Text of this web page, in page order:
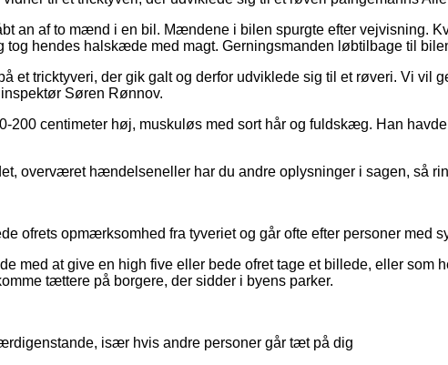
an af to mænd i en bil. Mændene i bilen spurgte efter vejvisning.
tog hendes halskæde med magt. Gerningsmanden løbtilbage til
et tricktyveri, der gik galt og derfor udviklede sig til et røveri. Vi
Søren Rønnov.
200 centimeter høj, muskuløs med sort hår og fuldskæg. Han
overværet hændelseneller har du andre oplysninger i sagen, så
ofrets opmærksomhed fra tyveriet og går ofte efter personer med
med at give en high five eller bede ofret tage et billede, eller
tættere på borgere, der sidder i byens parker.
især hvis andre personer går tæt på dig